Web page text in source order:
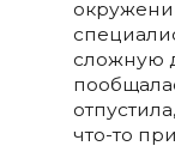
сложную
что-то